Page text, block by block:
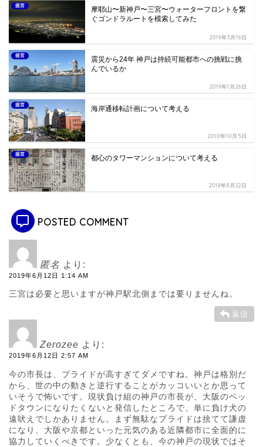
提言
摩耶山〜新神戸〜三宮〜ウォーターフロントを繋
ぐゴンドラルートを模索してみた
2019年3月16日
提言
震災から24年 神戸は持続可能都市への挑戦に挑
んでいるか
2019年1月26日
提言 海岸通移転計画について考える
2010年10月5日
提言 都心のタワーマンションについて考える
2018年8月22日
POSTED COMMENT
匿名 より:
2019年6月12日 1:14 AM
三宮は必要と思いますが神戸駅北側までは要りませんね。
返信
Zerozee より:
2019年6月12日 2:57 AM
今の市長は、プライドが高すぎてダメですね。神戸は格別だ
から、世の中の動きと逆行することがカッコいいとか思って
いそうで怖いです。現状負け組の神戸の市長が、大阪のベッ
ドタウンになりたくないと発信したところで、単に負け犬の
遠吠えでしかありません。まず無駄なプライドは捨てて謙虚
になり、大阪や京都といった元気のある近隣都市に全面的に
協力していくべきです。少なくとも、今の神戸の現状ではそ